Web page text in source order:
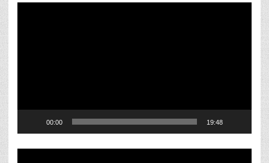
00:00 19:48